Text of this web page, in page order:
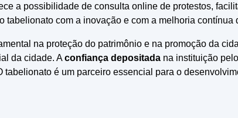
a possibilidade de consulta online de protestos,
com a inovação e com a melhoria contínua
na proteção do patrimônio e na promoção da
da cidade. Aconfiança depositada na instituição
é um parceiro essencial para o